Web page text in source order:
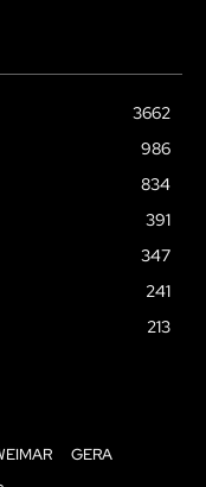
3662
986
834
391
347
241
213
GERA